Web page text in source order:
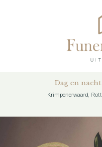
Dag en
Krimpenerwaard,